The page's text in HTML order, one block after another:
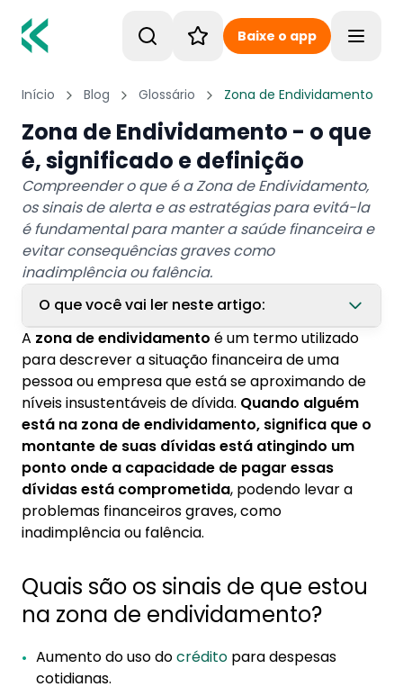
Baixe o app
Início Blog Glossário Zona de Endividamento
Zona de Endividamento - o que
é, significado e definição
Compreender o que é a Zona de Endividamento,
os sinais de alerta e as estratégias para evitá-la
é fundamental para manter a saúde financeira e
evitar consequências graves como
inadimplência ou falência.
O que você vai ler neste artigo:
1. Quais são os sinais de que estou na zona de
endividamento?
2. Como evitar a zona de endividamento
3. Como a educação financeira pode ajudar a
evitar a zona de endividamento?
A zona de endividamento é um termo utilizado
para descrever a situação financeira de uma
pessoa ou empresa que está se aproximando de
níveis insustentáveis de dívida. Quando alguém
está na zona de endividamento, significa que o
montante de suas dívidas está atingindo um
ponto onde a capacidade de pagar essas
dívidas está comprometida, podendo levar a
problemas financeiros graves, como
inadimplência ou falência.
Quais são os sinais de que estou
na zona de endividamento?
Aumento do uso docrédito para despesas
cotidianas.